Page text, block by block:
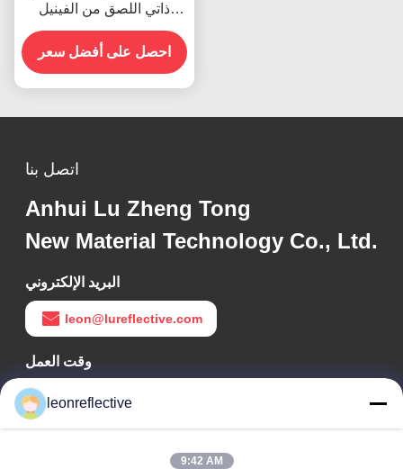
ذاتي اللصق من الفينيل
العاكس لعلامات الطرق
احصل على أفضل سعر
اتصل بنا
Anhui Lu Zheng Tong
New Material Technology Co., Ltd.
البريد الإلكتروني
leon@lureflective.com
وقت العمل
9:00-18:00
عنواننا
leonreflective
9:42 AM